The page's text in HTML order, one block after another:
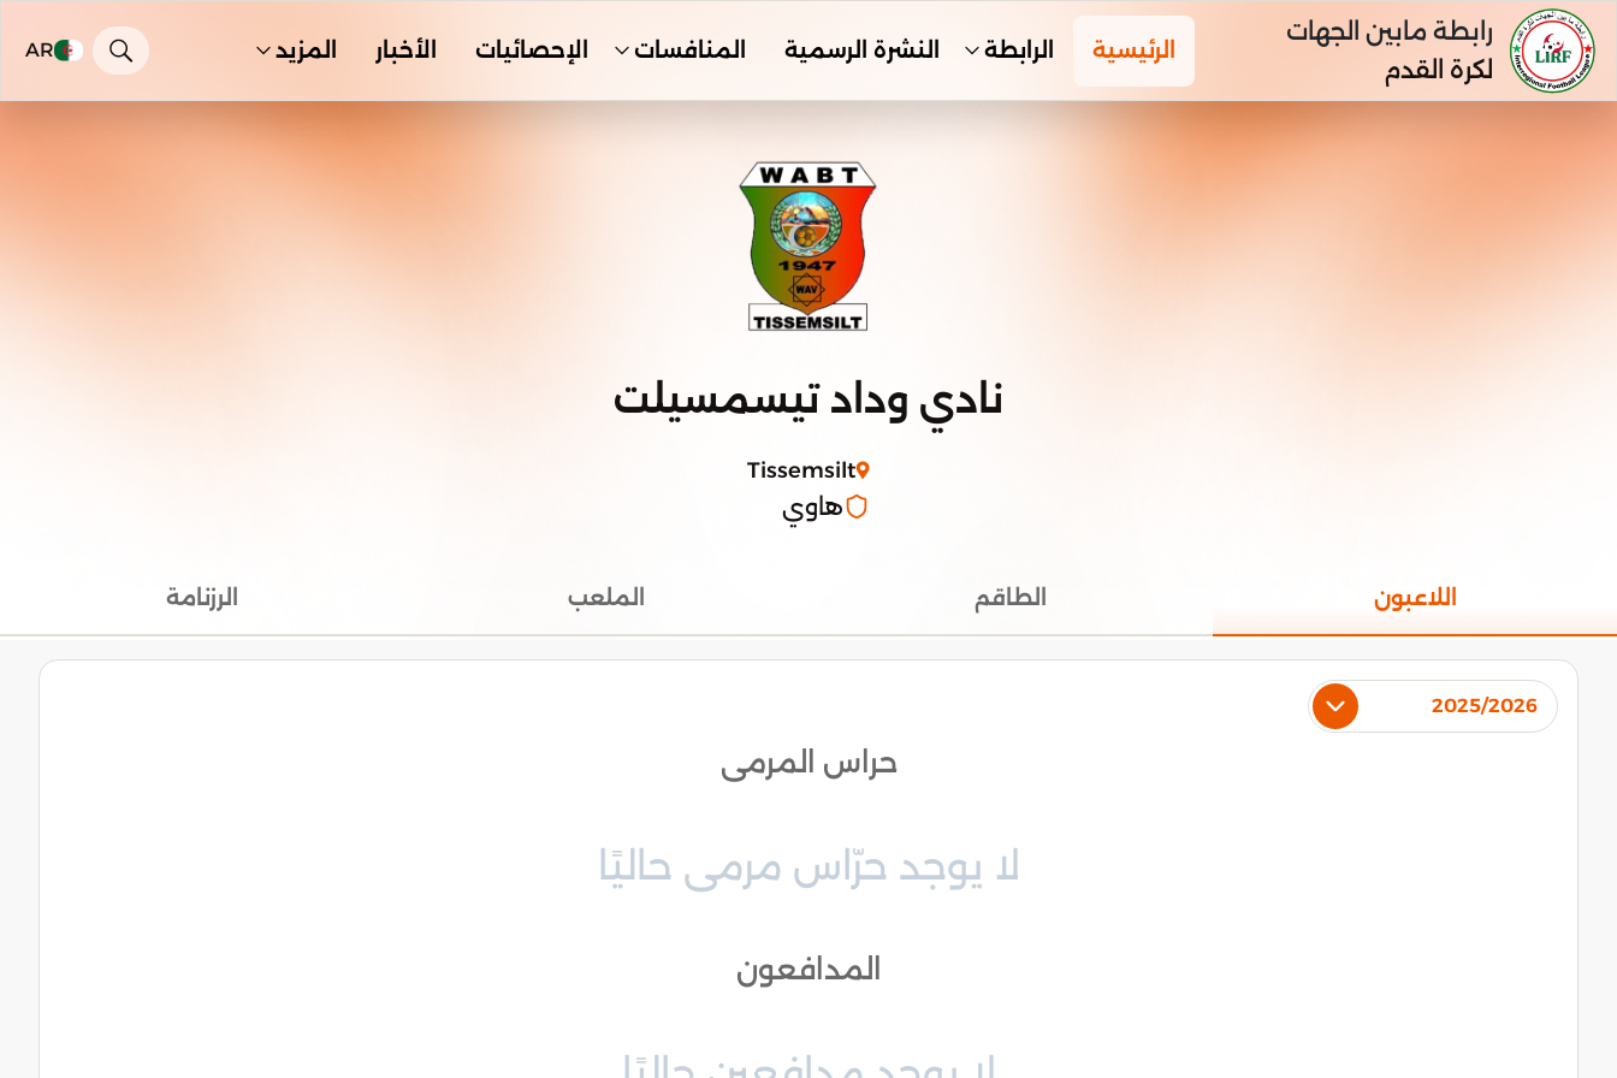
رابطة مابين الجهات
لكرة القدم
الرئيسية الرابطة النشرة الرسمية المنافسات الإحصائيات الأخبار المزيد AR
نادي وداد تيسمسيلت
Tissemsilt
هاوي
اللاعبون الطاقم الملعب الرزنامة
2025/2026
حراس المرمى
لا يوجد حرّاس مرمى حاليًا
المدافعون